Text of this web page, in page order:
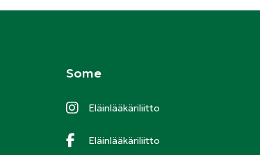
Some
Eläinlääkäriliitto
Eläinlääkäriliitto